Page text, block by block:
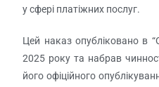
у сфері платіжних послуг.
Цей наказ опубліковано в
2025 року та набрав
його офіційного